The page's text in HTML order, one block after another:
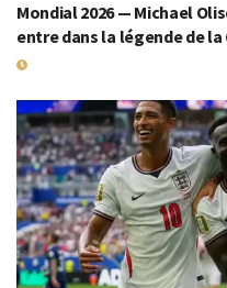
Mondial 2026 — Michael
entre dans la légende de la